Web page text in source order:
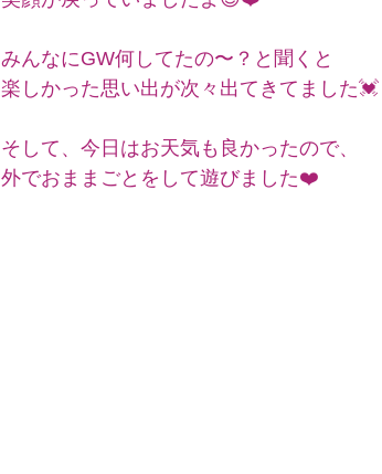
みんなにGW何してたの〜？と聞くと
楽しかった思い出が次々出てきてました💓
そして、今日はお天気も良かったので、
外でおままごとをして遊びました❤️